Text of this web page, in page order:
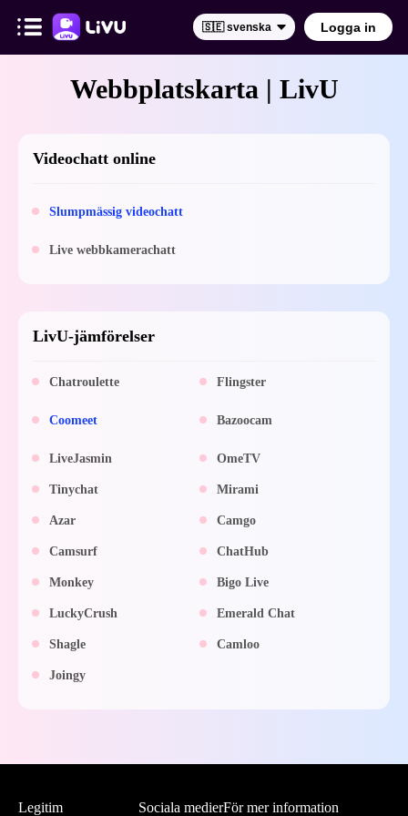
🇸🇪 svenska Logga in
Webbplatskarta | LivU
Videochatt online
Slumpmässig videochatt
Live webbkamerachatt
LivU-jämförelser
Chatroulette Flingster
Coomeet Bazoocam
LiveJasmin OmeTV
Tinychat Mirami
Azar Camgo
Camsurf ChatHub
Monkey Bigo Live
LuckyCrush Emerald Chat
Shagle Camloo
Joingy
Legitim Sociala medierFör mer information